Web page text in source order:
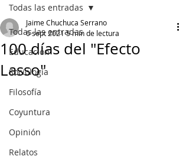
Todas las entradas
Educación
Sociología
Filosofía
Coyuntura
Opinión
Relatos
Todas las entradas
100 días del "Efecto
Lasso"
Jaime Chuchuca Serrano
6 sept 20215 min de lectura